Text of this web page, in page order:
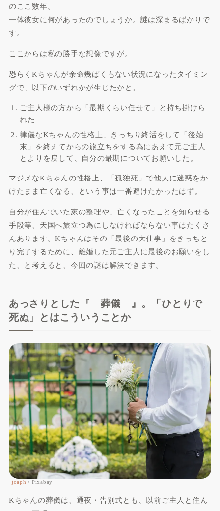
のここ数年。
一体彼女に何があったのでしょうか。謎は深まるばかりで
す。
ここからは私の勝手な想像ですが。
恐らくKちゃんが余命幾ばくもない状況になったタイミン
グで、以下のいずれかが生じたかと。
ご主人様の方から「最期くらい任せて」と持ち掛けら
れた
律儀なKちゃんの性格上、きっちり終活をして
「後始
末」
を終えてからの旅立ちをする為にあえて元ご主人
とよりを戻して 、自分の最期についてお願いした。
マジメなKちゃんの性格上、 「孤独死」 で他人に迷惑をか
けたまま亡くなる 、という事は一番避けたかったはず。
自分が住んでいた家の整理や、亡くなったことを知らせる
手段等、天国へ旅立つ為にしなければならない事はたくさ
んあります。Kちゃんはその「最後の大仕事」をきっちと
り完了するために、離婚した元ご主人に最後のお願いをし
た、と考えると、今回の謎は解決できます。
あっさりとした『 葬儀 』。「ひとりで
死ぬ」とはこういうことか
joaph / Pixabay
Kちゃんの葬儀は、通夜・告別式とも、以前ご主人と住ん